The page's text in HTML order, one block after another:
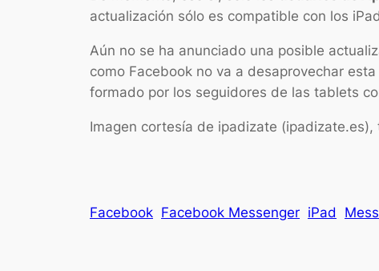
actualización sólo es compatible con los
Aún no se ha anunciado una posible
como Facebook no va a desaprovechar
formado por los seguidores de las tablets
Imagen cortesía de ipadizate
Facebook Facebook Messenger iPad